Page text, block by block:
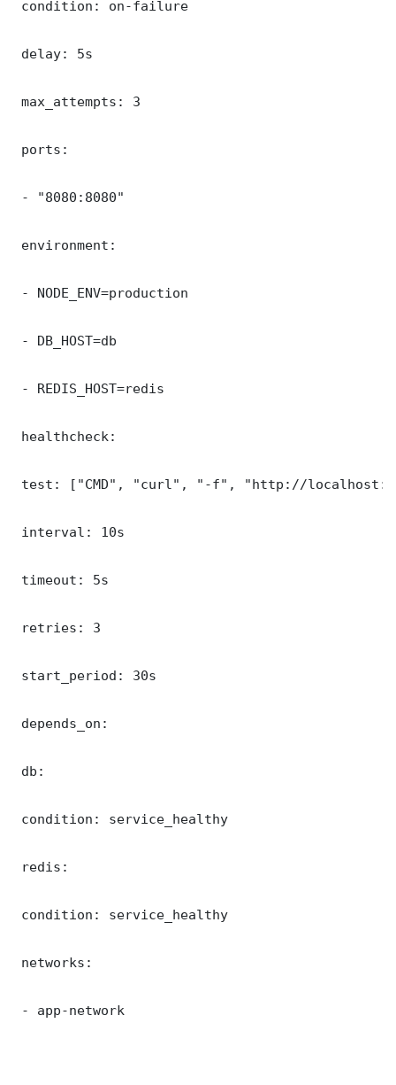
condition: on-failure
delay: 5s
max_attempts: 3
ports:
- "8080:8080"
environment:
- NODE_ENV=production
- DB_HOST=db
- REDIS_HOST=redis
healthcheck:
test: ["CMD", "curl", "-f", "http://
interval: 10s
timeout: 5s
retries: 3
start_period: 30s
depends_on:
db:
condition: service_healthy
redis:
condition: service_healthy
networks:
- app-network